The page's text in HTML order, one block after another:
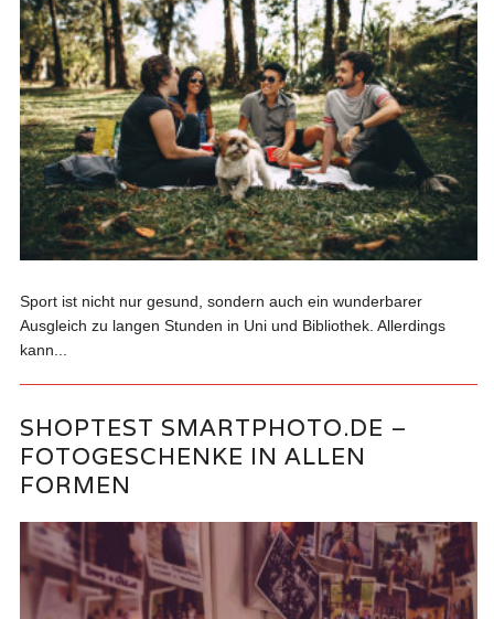
Sport ist nicht nur gesund, sondern auch ein wunderbarer
Ausgleich zu langen Stunden in Uni und Bibliothek. Allerdings
kann...
SHOPTEST SMARTPHOTO.DE –
FOTOGESCHENKE IN ALLEN
FORMEN